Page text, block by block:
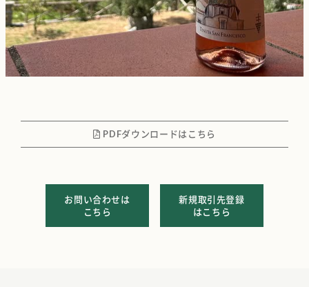
PDFダウンロードはこちら
お問い合わせは
こちら
新規取引先登録
はこちら